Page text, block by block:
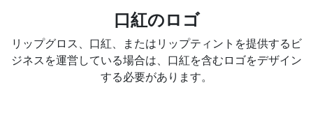
口紅のロゴ
リップグロス、口紅、またはリップティントを提供するビ
ジネスを運営している場合は、口紅を含むロゴをデザイン
する必要があります。